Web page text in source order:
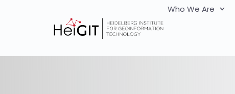
Who We Are